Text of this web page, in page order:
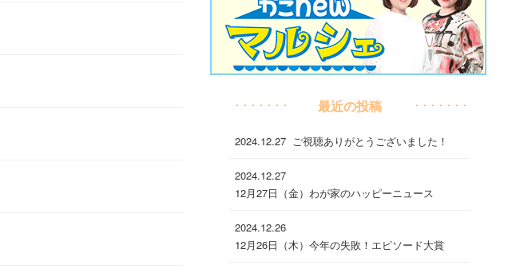
最近の投稿
2024.12.27 ご視聴ありがとうございました！
2024.12.27
12月27日（金）わが家のハッピーニュース
2024.12.26
12月26日（木）今年の失敗！エピソード大賞